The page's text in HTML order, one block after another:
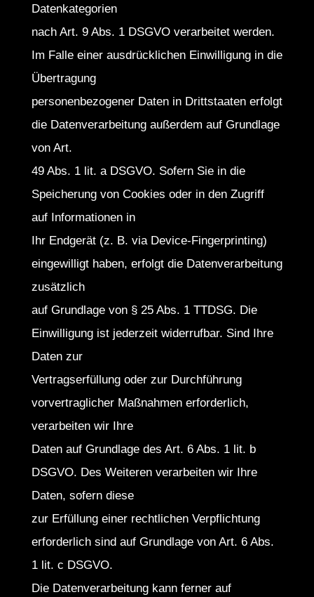
Datenkategorien
nach Art. 9 Abs. 1 DSGVO verarbeitet werden.
Im Falle einer ausdrücklichen Einwilligung in die
Übertragung
personenbezogener Daten in Drittstaaten erfolgt
die Datenverarbeitung außerdem auf Grundlage
von Art.
49 Abs. 1 lit. a DSGVO. Sofern Sie in die
Speicherung von Cookies oder in den Zugriff
auf Informationen in
Ihr Endgerät (z. B. via Device-Fingerprinting)
eingewilligt haben, erfolgt die Datenverarbeitung
zusätzlich
auf Grundlage von § 25 Abs. 1 TTDSG. Die
Einwilligung ist jederzeit widerrufbar. Sind Ihre
Daten zur
Vertragserfüllung oder zur Durchführung
vorvertraglicher Maßnahmen erforderlich,
verarbeiten wir Ihre
Daten auf Grundlage des Art. 6 Abs. 1 lit. b
DSGVO. Des Weiteren verarbeiten wir Ihre
Daten, sofern diese
zur Erfüllung einer rechtlichen Verpflichtung
erforderlich sind auf Grundlage von Art. 6 Abs.
1 lit. c DSGVO.
Die Datenverarbeitung kann ferner auf